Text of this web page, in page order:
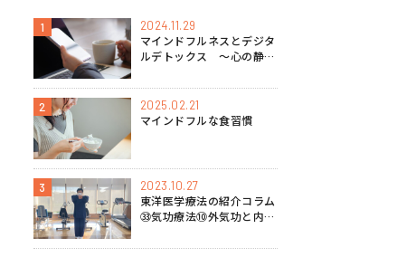
1 2024.11.29
マインドフルネスとデジタ
ルデトックス 〜心の静け
2 2025.02.21
マインドフルな食習慣
3 2023.10.27
東洋医学療法の紹介コラム
㉝気功療法⑩外気功と内気